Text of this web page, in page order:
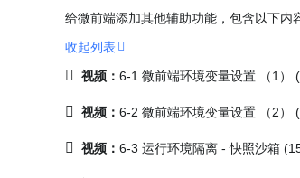
给微前端添加其他辅助功能，包含以下内
收起列表
视频： 6-1 微前端环境变量设置 （1）
视频： 6-2 微前端环境变量设置 （2）
视频： 6-3 运行环境隔离 - 快照沙箱